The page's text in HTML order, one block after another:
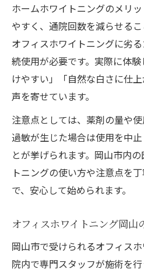
ホームホワイトニングのメリ
やすく、通院回数を減らせる
オフィスホワイトニングに劣
続使用が必要です。実際に体
けやすい」「自然な白さに仕
声を寄せています。
注意点としては、薬剤の量や
過敏が生じた場合は使用を中
とが挙げられます。岡山市内
トニングの使い方や注意点を
で、安心して始められます。
オフィスホワイトニング岡
岡山市で受けられるオフィス
院内で専門スタッフが施術を